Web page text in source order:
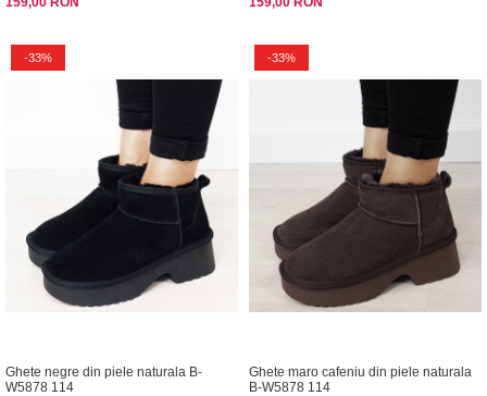
-33%
Ghete negre din piele naturala B-
W5878 114
-33%
Ghete maro cafeniu din piele naturala
B-W5878 114